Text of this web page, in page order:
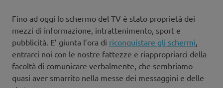
Fino ad oggi lo schermo del TV è stato proprietà dei
mezzi di informazione, intrattenimento, sport e
pubblicità. E’ giunta l’ora di riconquistare gli schermi
entrarci noi con le nostre fattezze e riappropriarci della
facoltà di comunicare verbalmente, che sembriamo
quasi aver smarrito nella messe dei messaggini e delle